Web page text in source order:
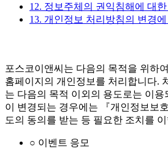
12. 정보주체의 권익침해에 대
13. 개인정보 처리방침의 변경
포스코이앤씨는 다음의 목적을 위하
홈페이지의 개인정보를 처리합니다.
는 다음의 목적 이외의 용도로는 이용
이 변경되는 경우에는 『개인정보보
도의 동의를 받는 등 필요한 조치를
○ 이벤트 응모